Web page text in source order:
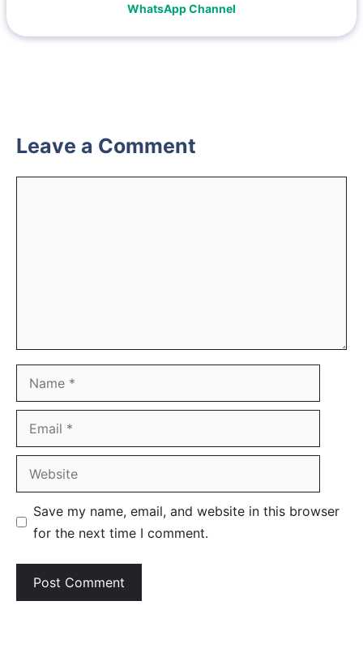
WhatsApp Channel
Leave a Comment
Save my name, email, and website in this browser
for the next time I comment.